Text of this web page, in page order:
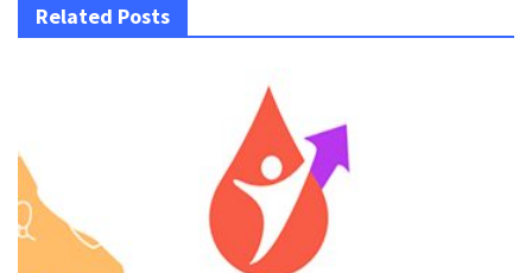
Related Posts